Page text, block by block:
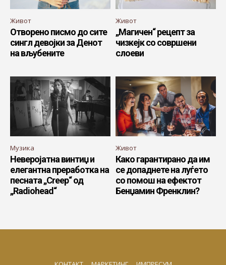
Живот
Отворено писмо до сите
сингл девојки за Денот
на вљубените
Живот
„Магичен“ рецепт за
чизкејк со совршени
слоеви
Музика
Неверојатна винтиџ и
елегантна преработка на
песната „Creep“ од
„Radiohead“
Живот
Како гарантирано да им
се допаднете на луѓето
со помош на ефектот
Бенџамин Френклин?